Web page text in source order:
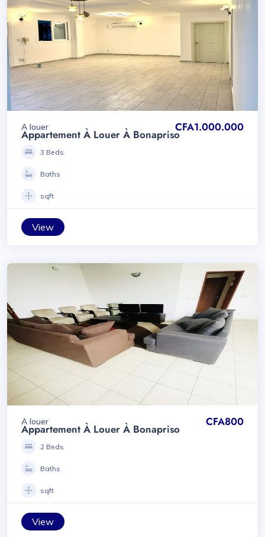
A louer CFA1.000.000
Appartement À Louer À Bonapriso
3 Beds
Baths
sqft
View
A louer CFA800
Appartement À Louer À Bonapriso
2 Beds
Baths
sqft
View